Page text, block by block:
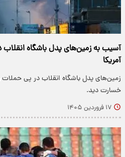
آسیب به زمین‌های پدل باشگاه
آمریکا
زمین‌های پدل باشگاه انقلاب در پی
خسارت دید.
۱۷ فروردین ۱۴۰۵